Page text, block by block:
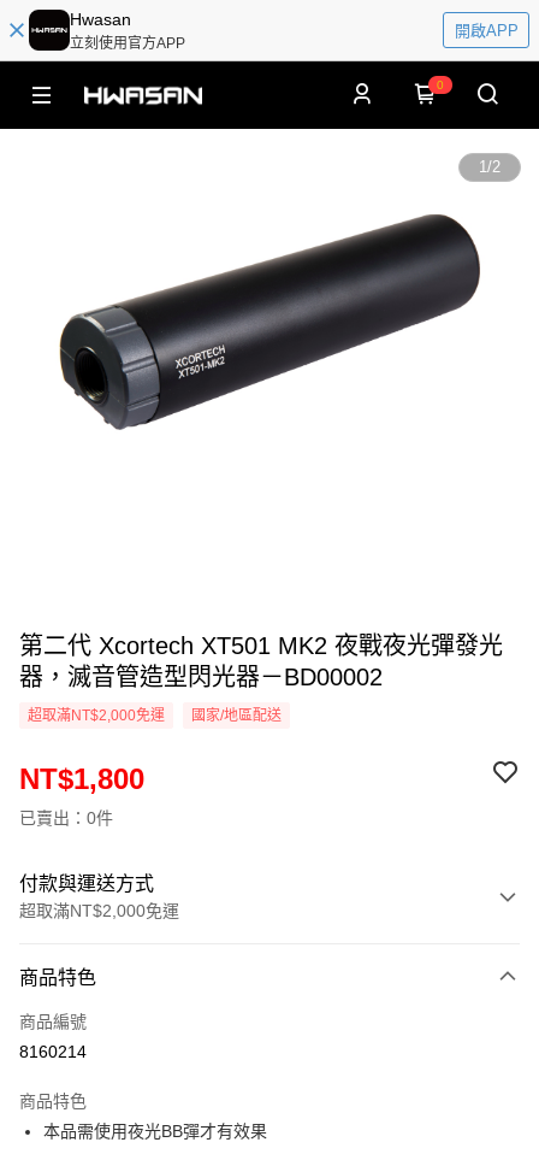
Hwasan
立刻使用官方APP
開啟APP
0
1/2
第二代 Xcortech XT501 MK2 夜戰夜光彈發光
器，滅音管造型閃光器－BD00002
超取滿NT$2,000免運 國家/地區配送
NT$1,800
已賣出：0件
付款與運送方式
超取滿NT$2,000免運
信用卡一次付款
信用卡分期付款
合作金庫商業銀行
華南商業銀行
超商取貨付款
商品特色
商品編號
8160214
商品特色
本品需使用夜光BB彈才有效果